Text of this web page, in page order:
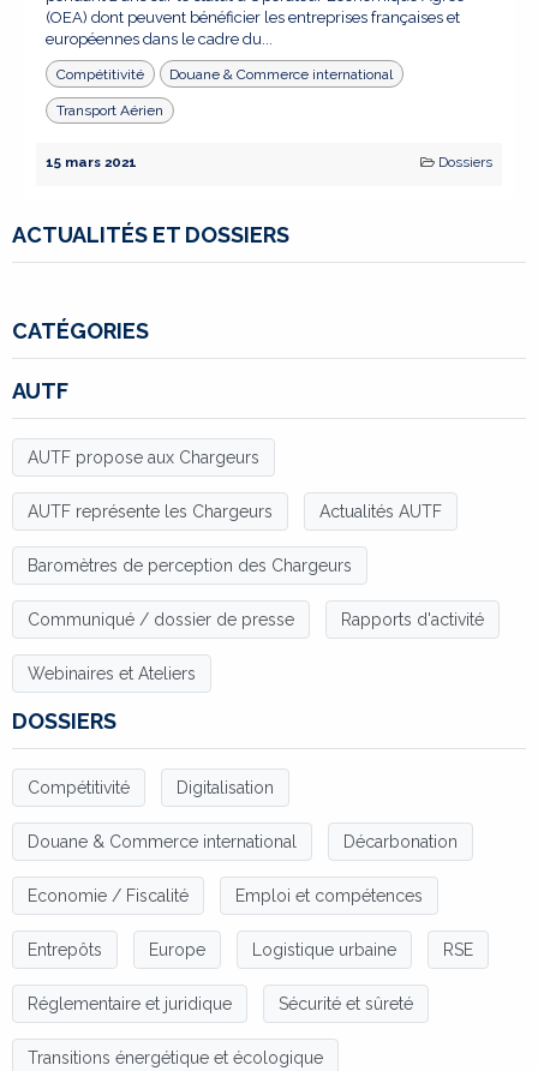
(OEA) dont peuvent bénéficier les entreprises françaises et
européennes dans le cadre du...
Compétitivité Douane & Commerce international
Transport Aérien
15 mars 2021 Dossiers
ACTUALITÉS ET DOSSIERS
CATÉGORIES
AUTF
AUTF propose aux Chargeurs
AUTF représente les Chargeurs Actualités AUTF
Baromètres de perception des Chargeurs
Communiqué / dossier de presse Rapports d'activité
Webinaires et Ateliers
DOSSIERS
Compétitivité Digitalisation
Douane & Commerce international Décarbonation
Economie / Fiscalité Emploi et compétences
Entrepôts Europe Logistique urbaine RSE
Réglementaire et juridique Sécurité et sûreté
Transitions énergétique et écologique